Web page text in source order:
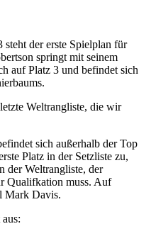
steht
der erste Spielplan für
springt mit seinem
auf Platz 3 und befindet sich
Weltrangliste, die wir
sich außerhalb der Top
Platz in der Setzliste zu,
der Weltrangliste, der
Qualifkation muss. Auf
Mark Davis.